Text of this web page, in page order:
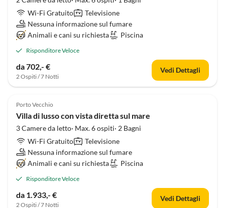
Wi-Fi Gratuito
Televisione
Nessuna informazione sul fumare
Animali e cani su richiesta
Piscina
Risponditore Veloce
da 702,- €
2 Ospiti / 7 Notti
Vedi Dettagli
Porto Vecchio
Villa di lusso con vista diretta sul mare
3 Camere da letto· Max. 6 ospiti· 2 Bagni
Wi-Fi Gratuito
Televisione
Nessuna informazione sul fumare
Animali e cani su richiesta
Piscina
Risponditore Veloce
da 1.933,- €
2 Ospiti / 7 Notti
Vedi Dettagli